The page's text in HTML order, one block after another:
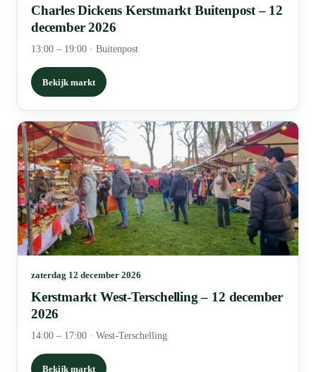
Charles Dickens Kerstmarkt Buitenpost – 12
december 2026
13:00 – 19:00 · Buitenpost
Bekijk markt
zaterdag 12 december 2026
Kerstmarkt West-Terschelling – 12 december
2026
14:00 – 17:00 · West-Terschelling
Bekijk markt